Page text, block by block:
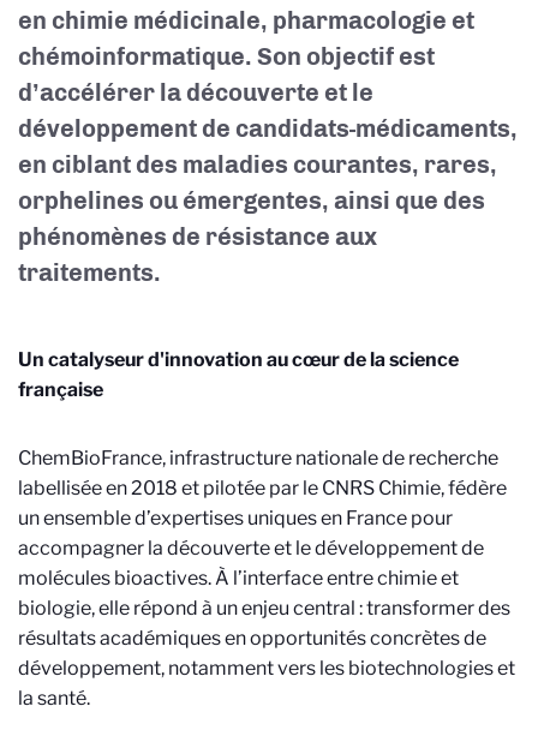
en chimie médicinale, pharmacologie et
chémoinformatique. Son objectif est
d’accélérer la découverte et le
développement de candidats-médicaments,
en ciblant des maladies courantes, rares,
orphelines ou émergentes, ainsi que des
phénomènes de résistance aux
traitements.
Un catalyseur d'innovation au cœur de la science
française
ChemBioFrance, infrastructure nationale de recherche
labellisée en 2018 et pilotée par le CNRS Chimie, fédère
un ensemble d’expertises uniques en France pour
accompagner la découverte et le développement de
molécules bioactives. À l’interface entre chimie et
biologie, elle répond à un enjeu central : transformer des
résultats académiques en opportunités concrètes de
développement, notamment vers les biotechnologies et
la santé.